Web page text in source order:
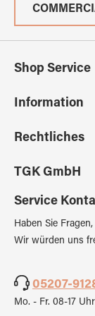
Shop Service
Information
Rechtliches
TGK GmbH
Service
Haben Sie
Wir würden uns
05207-
Mo. - Fr. 08-17 Uhr